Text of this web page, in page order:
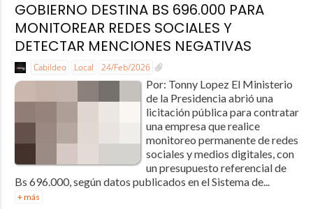
GOBIERNO DESTINA BS 696.000 PARA
MONITOREAR REDES SOCIALES Y
DETECTAR MENCIONES NEGATIVAS
Cabildeo Local 24/Feb/2026
Por: Tonny Lopez El Ministerio
de la Presidencia abrió una
licitación pública para contratar
una empresa que realice
monitoreo permanente de redes
sociales y medios digitales, con
un presupuesto referencial de
Bs 696.000, según datos publicados en el Sistema de...
+ más